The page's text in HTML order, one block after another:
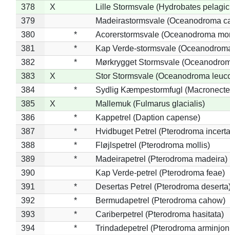
378
X
Lille Stormsvale (Hydrobates
379
Madeirastormsvale (Oceanodroma
380
*
Acorerstormsvale (Oceanodroma
381
*
Kap Verde-stormsvale
382
*
Mørkrygget Stormsvale
383
X
Stor Stormsvale (Oceanodroma
384
*
Sydlig Kæmpestormfugl
385
X
Mallemuk (Fulmarus glacialis)
386
*
Kappetrel (Daption capense)
387
*
Hvidbuget Petrel (Pterodroma
388
*
Fløjlspetrel (Pterodroma mollis)
389
*
Madeirapetrel (Pterodroma madeira)
390
Kap Verde-petrel (Pterodroma feae)
391
*
Desertas Petrel (Pterodroma
392
*
Bermudapetrel (Pterodroma cahow)
393
*
Cariberpetrel (Pterodroma hasitata)
394
*
Trindadepetrel (Pterodroma